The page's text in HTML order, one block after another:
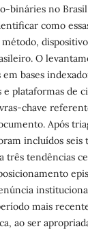
bináries no
como
O
em bases
plataformas de
chave
Após
incluídos seis
três tendências
mais
ao ser